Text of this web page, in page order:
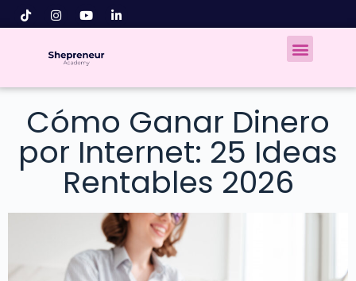
Cómo Ganar Dinero
por Internet: 25 Ideas
Rentables 2026